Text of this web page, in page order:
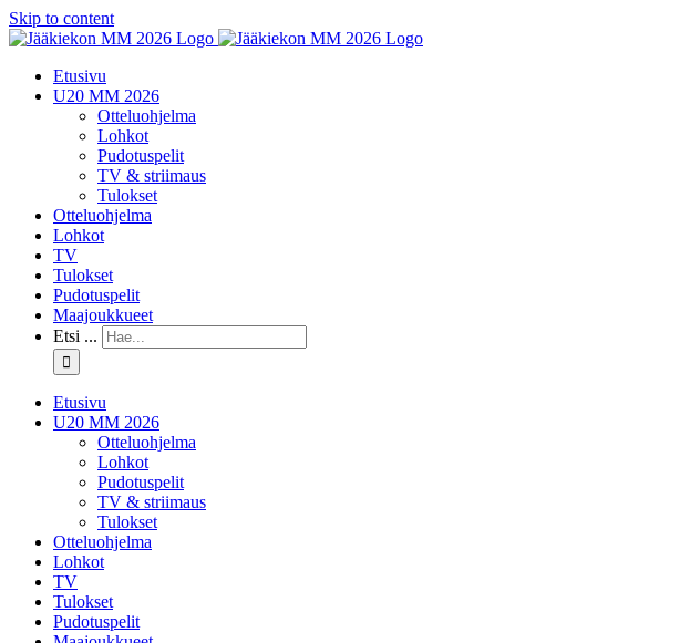
Skip to content
Etusivu
U20 MM 2026
Otteluohjelma
Lohkot
Pudotuspelit
TV & striimaus
Tulokset
Otteluohjelma
Lohkot
TV
Tulokset
Pudotuspelit
Maajoukkueet
Etsi ...
Etusivu
U20 MM 2026
Otteluohjelma
Lohkot
Pudotuspelit
TV & striimaus
Tulokset
Otteluohjelma
Lohkot
TV
Tulokset
Pudotuspelit